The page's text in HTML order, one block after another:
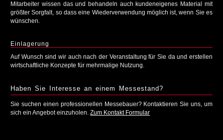
Mitarbeiter wissen das und behandeln auch kundeneigenes Material mit
größter Sorgfalt, so dass eine Wiederverwendung möglich ist, wenn Sie es
wünschen.
Einlagerung
Auf Wunsch sind wir auch nach der Veranstaltung für Sie da und erstellen
wirtschaftliche Konzepte für mehrmalige Nutzung.
Haben Sie Interesse an einem Messestand?
Sie suchen einen professionellen Messebauer? Kontaktieren Sie uns, um
sich ein Angebot einzuholen.Zum Kontakt Formular